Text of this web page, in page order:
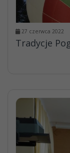
27 czerwca 2022
Tradycje